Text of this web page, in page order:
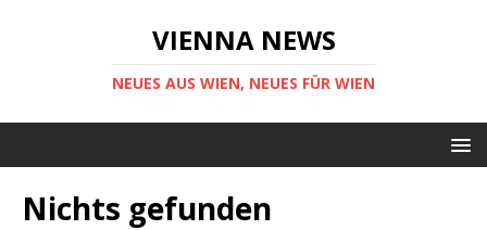
VIENNA NEWS
NEUES AUS WIEN, NEUES FÜR WIEN
Nichts gefunden